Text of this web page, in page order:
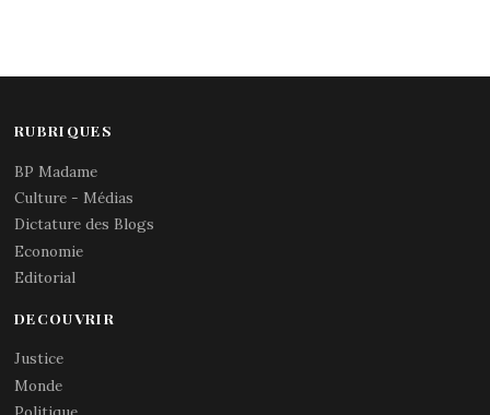
RUBRIQUES
BP Madame
Culture - Médias
Dictature des Blogs
Economie
Editorial
DECOUVRIR
Justice
Monde